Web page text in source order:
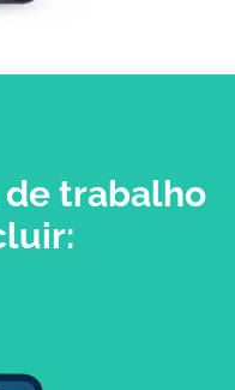
trabalho